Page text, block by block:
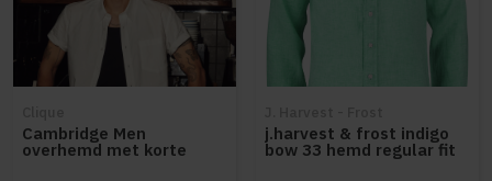
Cambridge Men
overhemd met korte
j.harvest & frost indigo
bow 33 hemd regular fit